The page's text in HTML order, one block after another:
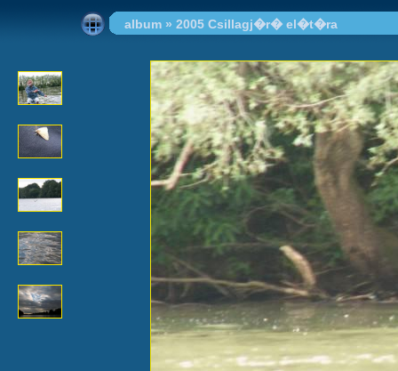
album » 2005 Csillagj�r� el�t�ra